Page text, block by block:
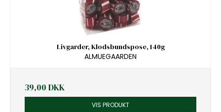
Livgarder, Klodsbundspose, 140g
ALMUEGAARDEN
39,00 DKK
VIS PRODUKT